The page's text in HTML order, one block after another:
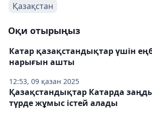
Қазақстан
Оқи отырыңыз
12:53, 09 қазан 2025
Катар қазақстандықтар үшін
нарығын ашты
Қазақстандықтар Катарда
түрде жұмыс істей алады